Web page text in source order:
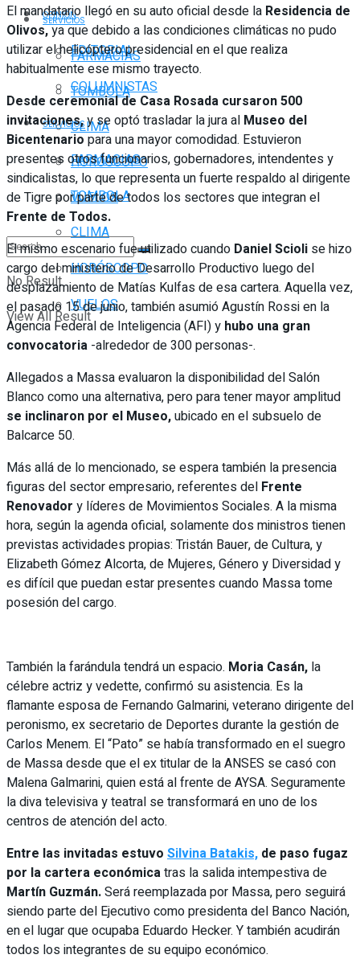
SERVICIOS
FARMACIAS
TOMBOLA
CLIMA
HORÓSCOPO
VUELOS
No Result
View All Result
OPINIÓN
EDITORIAL
COLUMNISTAS
SERVICIOS
FARMACIAS
TOMBOLA
CLIMA
HORÓSCOPO
VUELOS
El mandatario llegó en su auto oficial desde la Residencia de
Olivos,ya que debido a las condiciones climáticas no pudo
utilizar el helicóptero presidencial en el que realiza
habitualmente ese mismo trayecto.
Desde ceremonial de Casa Rosada cursaron 500
invitaciones,y se optó trasladar la jura al Museo del
Bicentenario para una mayor comodidad. Estuvieron
presentes otros funcionarios, gobernadores, intendentes y
sindicalistas, lo que representa un fuerte respaldo al dirigente
de Tigre por parte de todos los sectores que integran el
Frente de Todos.
El mismo escenario fue utilizado cuando Daniel Scioli se hizo
cargo del ministerio de Desarrollo Productivo luego del
desplazamiento de Matías Kulfas de esa cartera. Aquella vez,
el pasado 15 de junio, también asumió Agustín Rossi en la
Agencia Federal de Inteligencia (AFI) y hubo una gran
convocatoria -alrededor de 300 personas-.
Allegados a Massa evaluaron la disponibilidad del Salón
Blanco como una alternativa, pero para tener mayor amplitud
se inclinaron por el Museo,ubicado en el subsuelo de
Balcarce 50.
Más allá de lo mencionado, se espera también la presencia
figuras del sector empresario, referentes del Frente
Renovador y líderes de Movimientos Sociales. A la misma
hora, según la agenda oficial, solamente dos ministros tienen
previstas actividades propias: Tristán Bauer, de Cultura, y
Elizabeth Gómez Alcorta, de Mujeres, Género y Diversidad y
es difícil que puedan estar presentes cuando Massa tome
posesión del cargo.
También la farándula tendrá un espacio. Moria Casán, la
célebre actriz y vedette, confirmó su asistencia. Es la
flamante esposa de Fernando Galmarini, veterano dirigente del
peronismo, ex secretario de Deportes durante la gestión de
Carlos Menem. El “Pato” se había transformado en el suegro
de Massa desde que el ex titular de la ANSES se casó con
Malena Galmarini, quien está al frente de AYSA. Seguramente
la diva televisiva y teatral se transformará en uno de los
centros de atención del acto.
Entre las invitadas estuvo Silvina Batakis, de paso fugaz
por la cartera económicatras la salida intempestiva de
Martín Guzmán.Será reemplazada por Massa, pero seguirá
siendo parte del Ejecutivo como presidenta del Banco Nación,
en el lugar que ocupaba Eduardo Hecker. Y también acudirán
todos los integrantes de su equipo económico.